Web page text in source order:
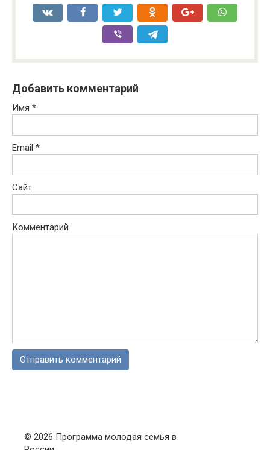
Добавить комментарий
Имя *
Email *
Сайт
Комментарий
© 2026 Программа молодая семья в